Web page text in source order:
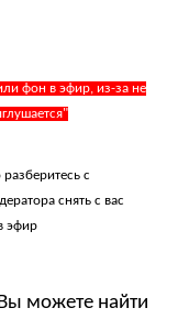
фон в эфир, из-за не
с
снять с вас
эфир
можете найти